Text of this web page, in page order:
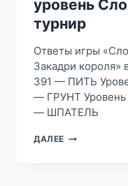
ТУРНИР
уровень
турнир
Ответы игры
Закадри короля»
391 — ПИТЬ
— ГРУНТ
— ШПАТЕЛЬ
ДАЛЕЕ ОТВЕТ